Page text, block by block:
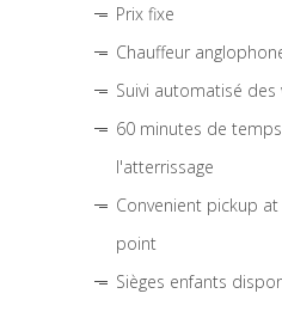
Prix fixe
Chauffeur
Suivi automatisé des
60 minutes de
l'atterrissage
Convenient pickup
point
Sièges enfants